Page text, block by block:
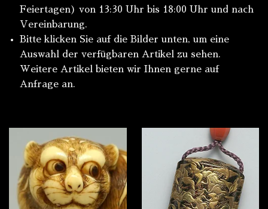
Feiertagen) von 13:30 Uhr bis 18:00 Uhr und nach
Vereinbarung.
Bitte klicken Sie auf die Bilder unten, um eine
Auswahl der verfügbaren Artikel zu sehen.
Weitere Artikel bieten wir Ihnen gerne auf
Anfrage an.